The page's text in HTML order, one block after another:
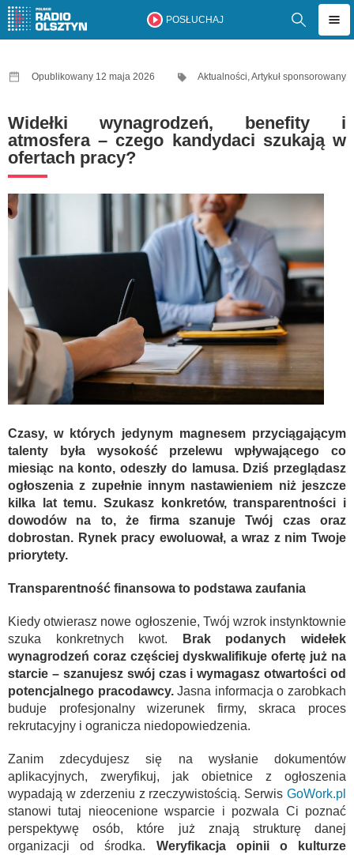
POSŁUCHAJ
Opublikowany 12 maja 2026 Aktualności,Artykuł sponsorowany
Widełki wynagrodzeń, benefity i
atmosfera – czego kandydaci szukają w
ofertach pracy?
Czasy, w których jedynym magnesem przyciągającym
talenty była wysokość przelewu wpływającego co
miesiąc na konto, odeszły do lamusa. Dziś przeglądasz
ogłoszenia z zupełnie innym nastawieniem niż jeszcze
kilka lat temu. Szukasz konkretów, transparentności i
dowodów na to, że firma szanuje Twój czas oraz
dobrostan. Rynek pracy ewoluował, a wraz z nim Twoje
priorytety.
Transparentność finansowa to podstawa zaufania
Kiedy otwierasz nowe ogłoszenie, Twój wzrok instynktownie
szuka konkretnych kwot.
Brak podanych widełek
wynagrodzeń coraz częściej dyskwalifikuje ofertę już na
starcie – szanujesz swój czas i wymagasz otwartości od
potencjalnego pracodawcy.Jasna informacja o zarobkach
buduje profesjonalny wizerunek firmy, skraca proces
rekrutacyjny i ogranicza niedopowiedzenia.
Zanim zdecydujesz się na wysłanie dokumentów
aplikacyjnych, zweryfikuj, jak obietnice z ogłoszenia
wypadają w zderzeniu z rzeczywistością. Serwis GoWork.pl
stanowi tutaj nieocenione wsparcie i pozwala Ci poznać
perspektywę osób, które już znają strukturę danej
organizacji od środka. Weryfikacja opinii o kulturze